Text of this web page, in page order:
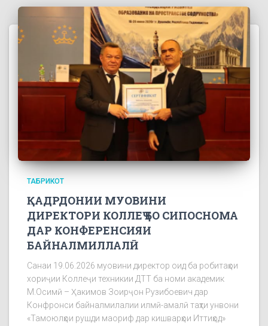
ТАБРИКОТ
ҚАДРДОНИИ МУОВИНИ
ДИРЕКТОРИ КОЛЛЕҶ БО СИПОСНОМА
ДАР КОНФЕРЕНСИЯИ
БАЙНАЛМИЛЛАЛӢ
Санаи 19.06.2026 муовини директор оид ба робитаҳои
хориҷии Коллеҷи техникии ДТТ ба номи академик
М.Осимӣ – Ҳакимов Зоирҷон Рузибоевич дар
Конфронси байналмилалии илмӣ-амалӣ таҳти унвони
«Тамоюлҳои рушди маориф дар кишварҳои Иттиҳод»